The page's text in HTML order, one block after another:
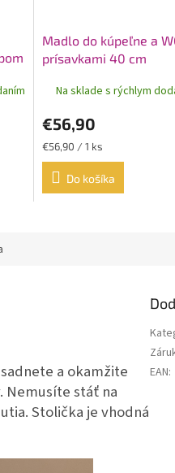
Madlo do kúpeľne a
prísavkami 40 cm
Na sklade s rýchlym
€56,90
Jednotková
cena:
€56,90 / 1 ks
Do košíka
a okamžite
Nemusíte stáť na
Stolička je vhodná
EAN: